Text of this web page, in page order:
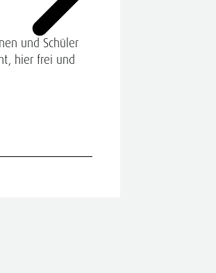
und Schüler
hier frei und